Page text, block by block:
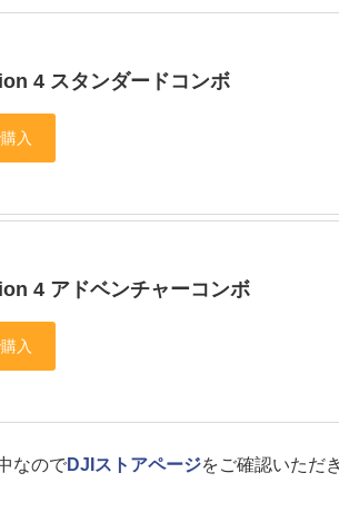
4 スタンダードコンボ
4 アドベンチャーコンボ
なのでDJIストアページをご確認いただ